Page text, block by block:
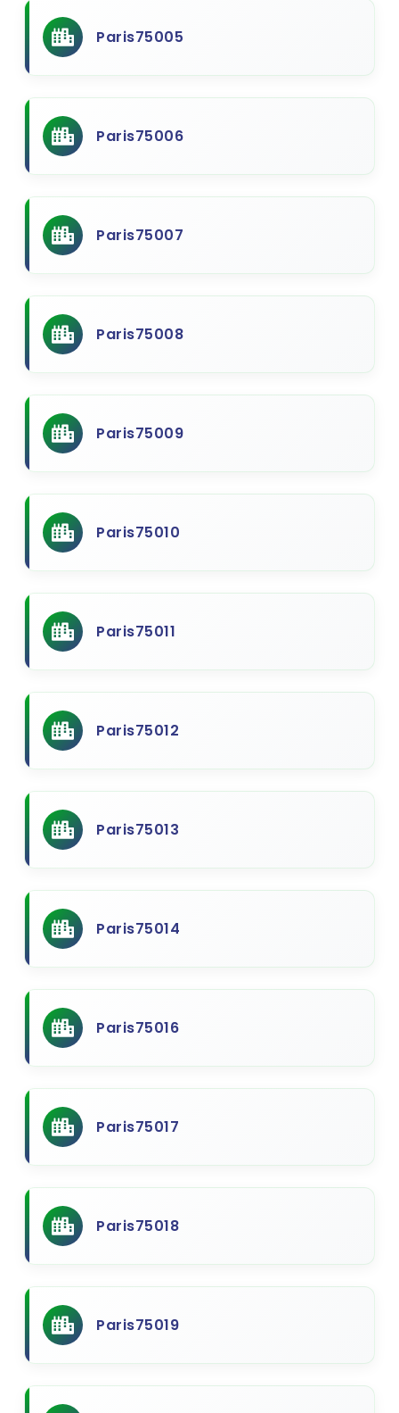
Paris75005
Paris75006
Paris75007
Paris75008
Paris75009
Paris75010
Paris75011
Paris75012
Paris75013
Paris75014
Paris75016
Paris75017
Paris75018
Paris75019